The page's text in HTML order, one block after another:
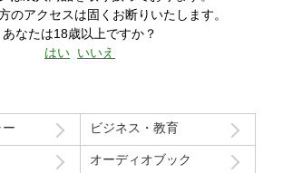
商品
新着セール中商品
ら探す
価格の高い順
年間ランキング
のアクセスは固くお断りいたします。
あなたは18歳以上ですか？
はい いいえ
ビジネス・教育
オーディオブック